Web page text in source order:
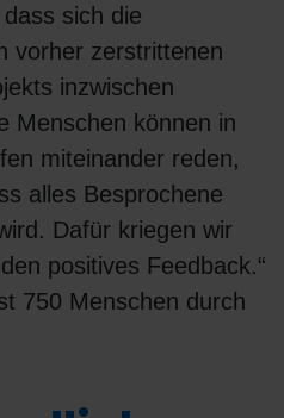
sich die
vorher zerstrittenen
inzwischen
Menschen können in
miteinander reden,
alles Besprochene
Dafür kriegen wir
positives Feedback.“
750 Menschen durch